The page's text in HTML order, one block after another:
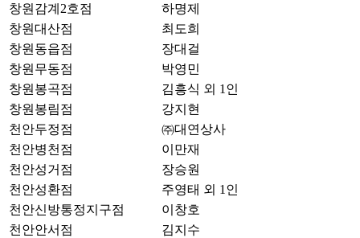
창원감계2호점
하명제
창원대산점
최도희
창원동읍점
장대걸
창원무동점
박영민
창원봉곡점
김흥식 외 1인
창원봉림점
강지현
천안두정점
㈜대연상사
천안병천점
이만재
천안성거점
장승원
천안성환점
주영태 외 1인
천안신방통정지구점
이창호
천안안서점
김지수